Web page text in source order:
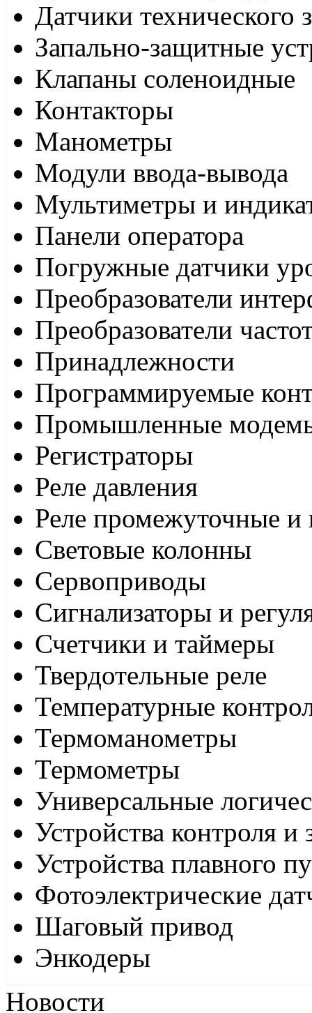
Датчики технического
Запально-защитные
Клапаны соленоидные
Контакторы
Манометры
Модули ввода-вывода
Мультиметры и
Панели оператора
Погружные датчики
Преобразователи
Преобразователи
Принадлежности
Программируемые
Промышленные
Регистраторы
Реле давления
Реле промежуточные и
Световые колонны
Сервоприводы
Сигнализаторы и
Счетчики и таймеры
Твердотельные реле
Температурные
Термоманометры
Термометры
Универсальные
Устройства контроля
Устройства плавного
Фотоэлектрические
Шаговый привод
Энкодеры
Новости